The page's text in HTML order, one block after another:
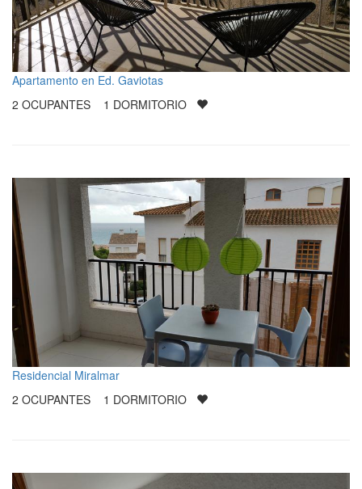
Apartamento en Ed. Gaviotas
2 OCUPANTES 1 DORMITORIO
Residencial Miralmar
2 OCUPANTES 1 DORMITORIO